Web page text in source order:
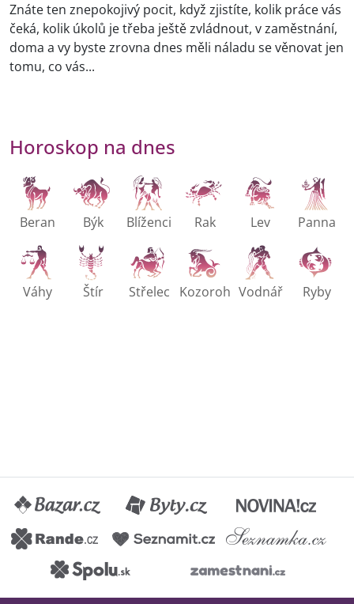
Znáte ten znepokojivý pocit, když zjistíte, kolik práce vás
čeká, kolik úkolů je třeba ještě zvládnout, v zaměstnání,
doma a vy byste zrovna dnes měli náladu se věnovat jen
tomu, co vás...
Horoskop na dnes
Beran Býk Blíženci Rak Lev Panna
Váhy Štír Střelec Kozoroh Vodnář Ryby